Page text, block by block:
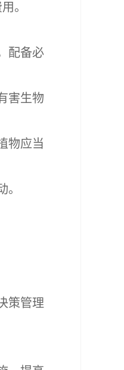
。
配备必
害生物
物应当
策管理